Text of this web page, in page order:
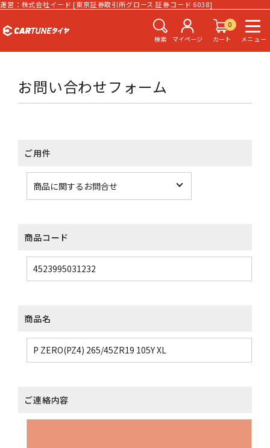
運営：株式会社イード [東京証券取引所グロース 証券コード 6038]
検索 マイページ
0
カート
メニュー
お問い合わせフォーム
ご用件
商品コード
商品名
ご連絡内容